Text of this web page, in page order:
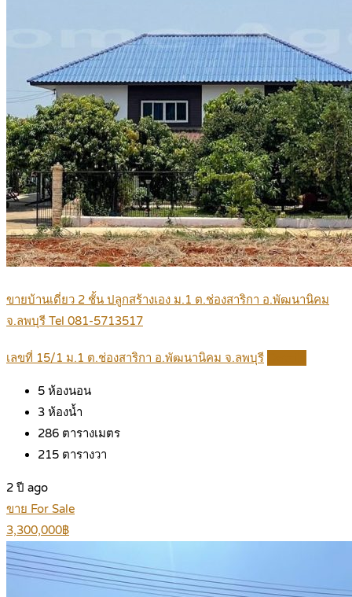
ขายบ้านเดี่ยว 2 ชั้น ปลูกสร้างเอง ม.1 ต.ช่องสาริกา อ.พัฒนานิคม
จ.ลพบุรี Tel 081-5713517
เลขที่ 15/1 ม.1 ต.ช่องสาริกา อ.พัฒนานิคม จ.ลพบุรี
5 ห้องนอน
3 ห้องน้ำ
286 ตารางเมตร
215 ตารางวา
2 ปี ago
ขาย For Sale
3,300,000฿